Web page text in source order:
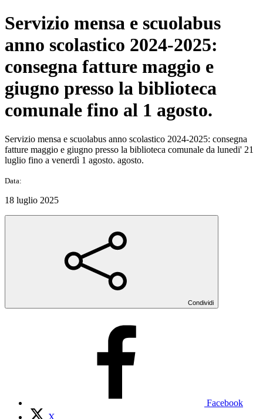
Servizio mensa e scuolabus
anno scolastico 2024-2025:
consegna fatture maggio e
giugno presso la biblioteca
comunale fino al 1 agosto.
Servizio mensa e scuolabus anno scolastico 2024-2025: consegna
fatture maggio e giugno presso la biblioteca comunale da lunedi' 21
luglio fino a venerdì 1 agosto. agosto.
Data:
18 luglio 2025
Condividi
Facebook
X